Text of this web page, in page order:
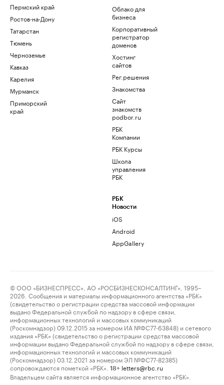
Пермский край
Ростов-на-Дону
Татарстан
Тюмень
Черноземье
Кавказ
Карелия
Мурманск
Приморский
край
Облако для
бизнеса
Корпоративный
регистратор
доменов
Хостинг
сайтов
Рег.решения
Знакомства
Сайт
знакомств
podbor.ru
РБК
Компании
РБК Курсы
Школа
управления
РБК
РБК
Новости
iOS
Android
AppGallery
© ООО «БИЗНЕСПРЕСС», АО «РОСБИЗНЕСКОНСАЛТИНГ», 1995–
2026. Сообщения и материалы информационного агентства «РБК»
(свидетельство о регистрации средства массовой информации
выдано Федеральной службой по надзору в сфере связи,
информационных технологий и массовых коммуникаций
(Роскомнадзор) 09.12.2015 за номером ИА №ФС77-63848) и сетевого
издания «РБК» (свидетельство о регистрации средства массовой
информации выдано Федеральной службой по надзору в сфере связи,
информационных технологий и массовых коммуникаций
(Роскомнадзор) 03.12.2021 за номером ЭЛ №ФС77-82385)
сопровождаются пометкой «РБК».
18+ letters@rbc.ru
Владельцем сайта является информационное агентство «РБК».